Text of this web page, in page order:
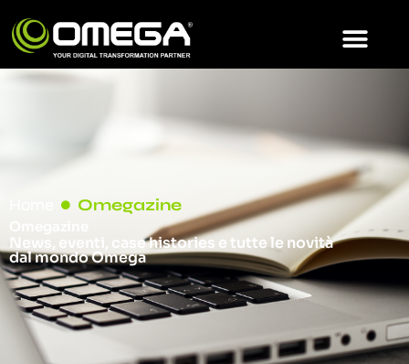
Omegazine
News, eventi, case histories e tutte le novità
dal mondo Omega